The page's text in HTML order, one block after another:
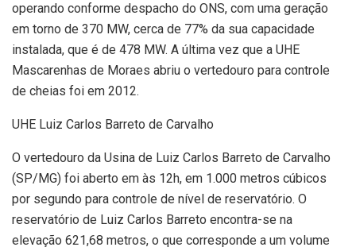
operando conforme despacho do ONS, com uma geração
em torno de 370 MW, cerca de 77% da sua capacidade
instalada, que é de 478 MW. A última vez que a UHE
Mascarenhas de Moraes abriu o vertedouro para controle
de cheias foi em 2012.
UHE Luiz Carlos Barreto de Carvalho
O vertedouro da Usina de Luiz Carlos Barreto de Carvalho
(SP/MG) foi aberto em às 12h, em 1.000 metros cúbicos
por segundo para controle de nível de reservatório. O
reservatório de Luiz Carlos Barreto encontra-se na
elevação 621,68 metros, o que corresponde a um volume